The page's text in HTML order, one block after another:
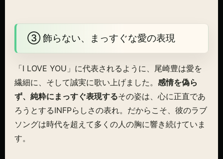
③ 飾らない、まっすぐな愛の表現
「I LOVE YOU」に代表されるように、尾崎豊は愛を
繊細に、そして誠実に歌い上げました。 感情を偽ら
ず、純粋にまっすぐ表現するその姿は、心に正直であ
ろうとするINFPらしさの表れ。だからこそ、彼のラブ
ソングは時代を超えて多くの人の胸に響き続けていま
す。